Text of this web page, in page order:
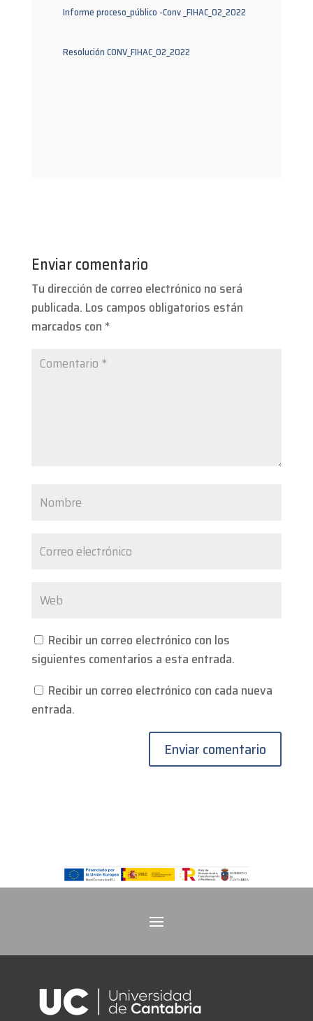
Informe proceso_público -Conv _FIHAC_02_2022
Resolución CONV_FIHAC_02_2022
Enviar comentario
Tu dirección de correo electrónico no será
publicada. Los campos obligatorios están
marcados con*
Recibir un correo electrónico con los
siguientes comentarios a esta entrada.
Recibir un correo electrónico con cada nueva
entrada.